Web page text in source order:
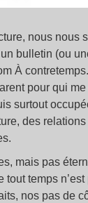
nous nous
bulletin (ou
À
pour qui
surtout
des
mais pas
temps
nos pas de